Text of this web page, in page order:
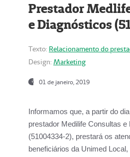
Prestador
e Diagnósticos
Texto: Relacionamento do
Design: Marketing
01 de janeiro, 2019
Informamos que, a partir do
prestador Medilife Consultas e
(51004334-2), prestará os
beneficiários da Unimed